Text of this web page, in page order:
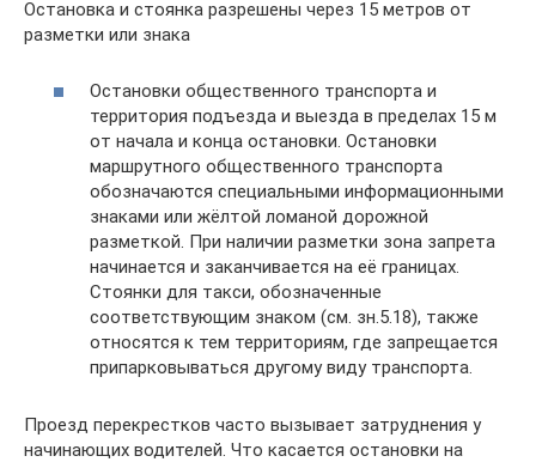
Остановка и стоянка разрешены через 15 метров от
разметки или знака
Остановки общественного транспорта и
территория подъезда и выезда в пределах 15 м
от начала и конца остановки. Остановки
маршрутного общественного транспорта
обозначаются специальными информационными
знаками или жёлтой ломаной дорожной
разметкой. При наличии разметки зона запрета
начинается и заканчивается на её границах.
Стоянки для такси, обозначенные
соответствующим знаком (см. зн.5.18), также
относятся к тем территориям, где запрещается
припарковываться другому виду транспорта.
Проезд перекрестков часто вызывает затруднения у
начинающих водителей. Что касается остановки на